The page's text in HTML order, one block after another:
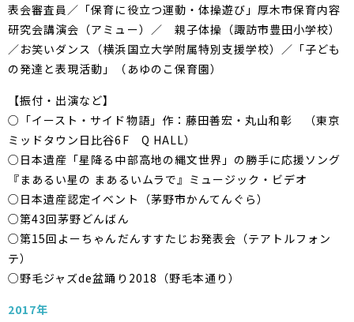
表会審査員／「保育に役立つ運動・体操遊び」厚木市保育内容
研究会講演会（アミュー）／ 親子体操（諏訪市豊田小学校）
／お笑いダンス（横浜国立大学附属特別支援学校）／「子ども
の発達と表現活動」（あゆのこ保育園）
【振付・出演など】
○「イースト・サイド物語」作：藤田善宏・丸山和彰 （東京
ミッドタウン日比谷6F Q HALL）
○日本遺産「星降る中部高地の縄文世界」の勝手に応援ソング
『まあるい星の まあるいムラで』ミュージック・ビデオ
○日本遺産認定イベント（茅野市かんてんぐら）
○第43回茅野どんばん
○第15回よーちゃんだんすすたじお発表会（テアトルフォン
テ）
○野毛ジャズde盆踊り2018（野毛本通り）
2017年